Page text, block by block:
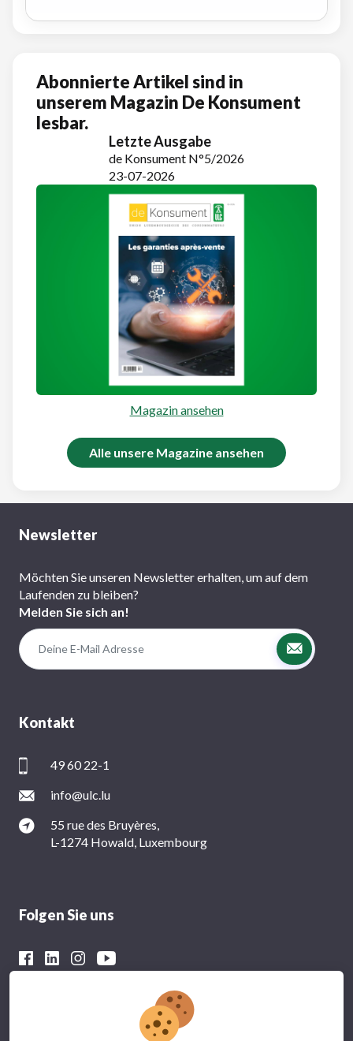
Abonnierte Artikel sind in
unserem Magazin De Konsument
lesbar.
Letzte Ausgabe
de Konsument N°5/2026
23-07-2026
Magazin ansehen
Alle unsere Magazine ansehen
Newsletter
Möchten Sie unseren Newsletter erhalten, um auf dem
Laufenden zu bleiben?
Melden Sie sich an!
Kontakt
49 60 22-1
info@ulc.lu
55 rue des Bruyères,
L-1274 Howald, Luxembourg
Folgen Sie uns
Mit der finanziellen Unterstützung von